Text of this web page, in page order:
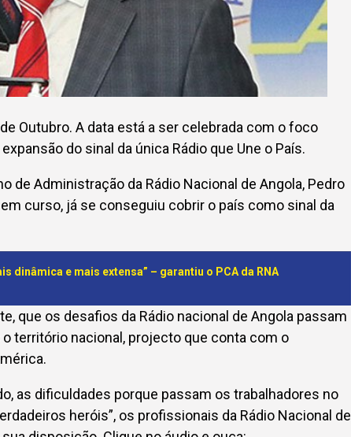
Outubro. A data está a ser celebrada com o foco
do sinal da única Rádio que Une o País.
de Administração da Rádio Nacional de Angola, Pedro
curso, já se conseguiu cobrir o país como sinal da
dinâmica e mais extensa” – garantiu o PCA da RNA
que os desafios da Rádio nacional de Angola passam
território nacional, projecto que conta com o
as dificuldades porque passam os trabalhadores no
heróis”, os profissionais da Rádio Nacional de